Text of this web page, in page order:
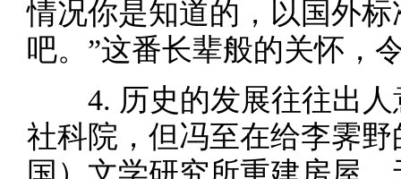
情况你是知道的，以国外
吧。”这番长辈般的关怀，
4. 历史的发展往往出
社科院，但冯至在给李霁